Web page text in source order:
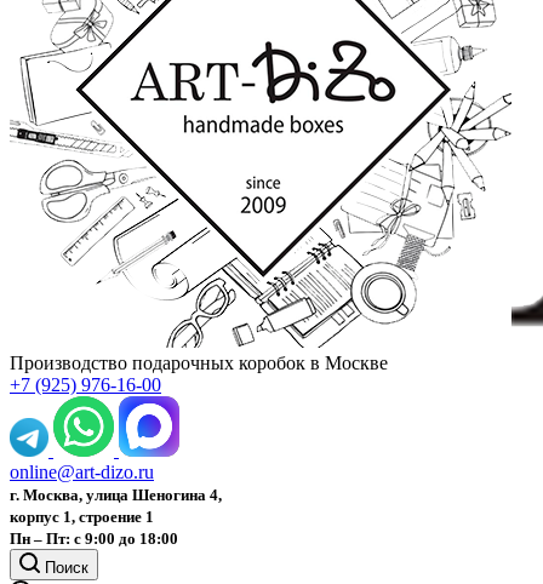
Производство подарочных коробок в Москве
+7 (925) 976-16-00
online@art-dizo.ru
г. Москва, улица Шеногина 4,
корпус 1, строение 1
Пн – Пт: с 9:00 до 18:00
Поиск